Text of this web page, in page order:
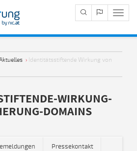
› Identitätsstiftende Wirkung von
WIRKUNG-
DOMAINS
Pressekontakt